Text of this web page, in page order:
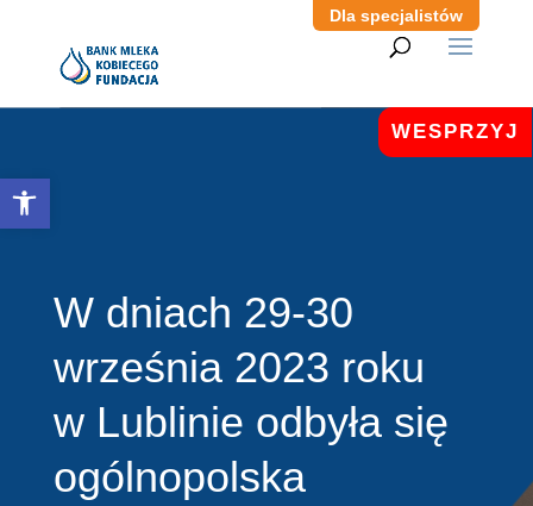
Otwórz pasek narzędzi
Dla specjalistów
WESPRZYJ
W dniach 29-30
września 2023 roku
w Lublinie odbyła się
ogólnopolska